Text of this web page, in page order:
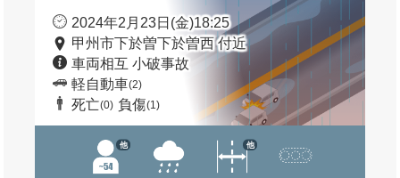
2024年2月23日(金)18:25
甲州市下於曽下於曽西 付近
車両相互 小破事故
軽自動車(2)
死亡(0) 負傷(1)
他 他